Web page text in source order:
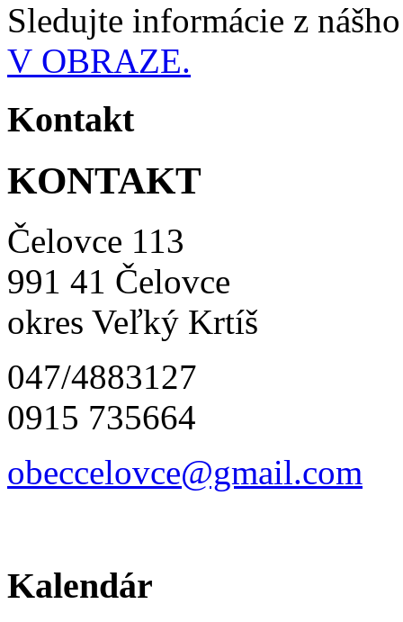
Sledujte informácie z
V OBRAZE.
Kontakt
KONTAKT
Čelovce 113
991 41 Čelovce
okres Veľký Krtíš
047/4883127
0915 735664
obeccelovce@gmail.com
Kalendár